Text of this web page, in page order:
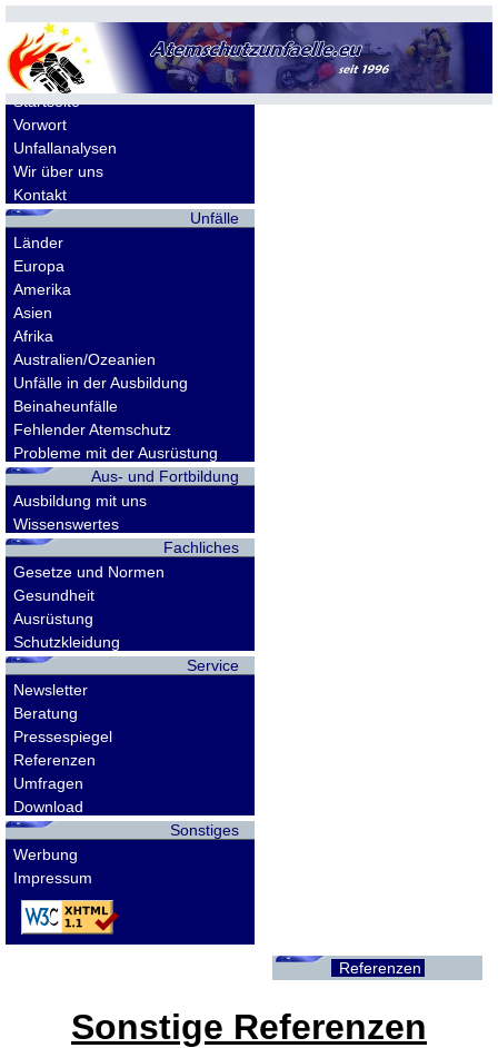
Allgemeines
Startseite
Vorwort
Unfallanalysen
Wir über uns
Kontakt
Unfälle
Länder
Europa
Amerika
Asien
Afrika
Australien/Ozeanien
Unfälle in der Ausbildung
Beinaheunfälle
Fehlender Atemschutz
Probleme mit der Ausrüstung
Aus- und Fortbildung
Ausbildung mit uns
Wissenswertes
Fachliches
Gesetze und Normen
Gesundheit
Ausrüstung
Schutzkleidung
Service
Newsletter
Beratung
Pressespiegel
Referenzen
Umfragen
Download
Sonstiges
Werbung
Impressum
Referenzen
Sonstige Referenzen